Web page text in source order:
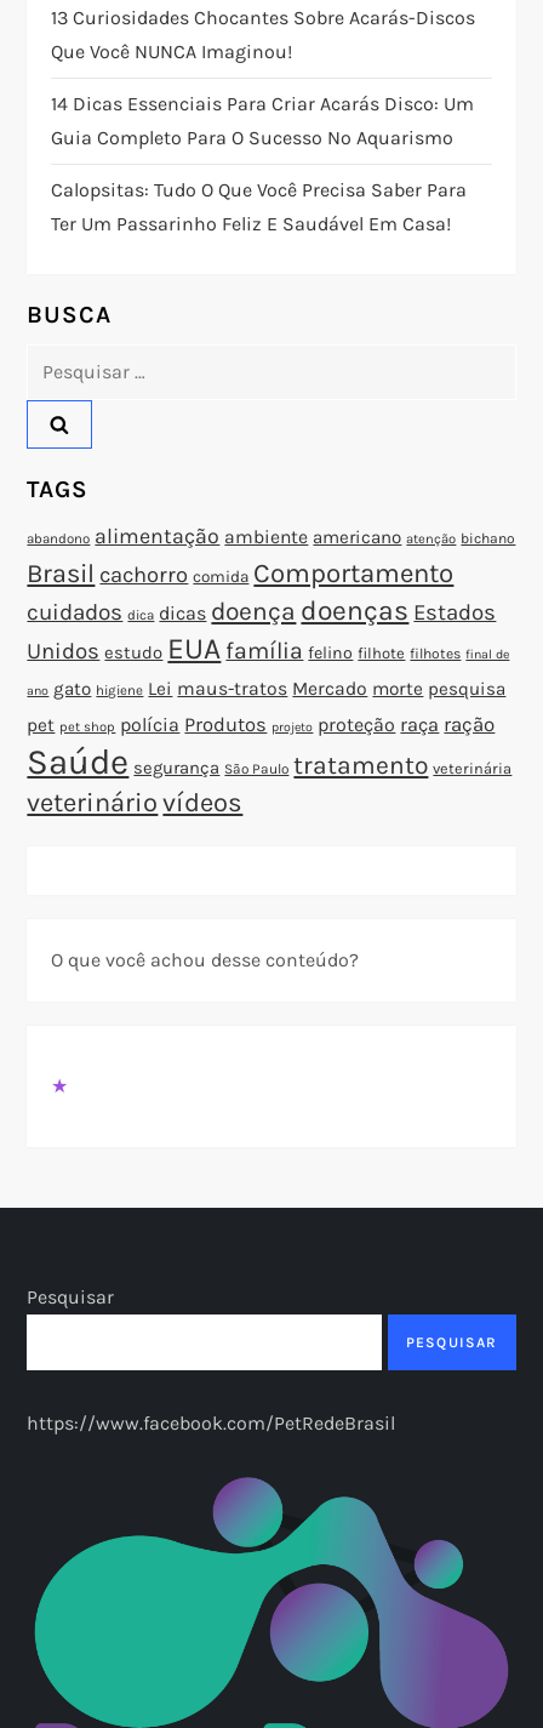
ã
o
d
e
o
s
t
13 Curiosidades Chocantes Sobre Acarás-Discos
Que Você NUNCA Imaginou!
14 Dicas Essenciais Para Criar Acarás Disco: Um
Guia Completo Para O Sucesso No Aquarismo
Calopsitas: Tudo O Que Você Precisa Saber Para
Ter Um Passarinho Feliz E Saudável Em Casa!
BUSCA
Pesquisar
TAGS
abandono alimentação ambiente americano atenção bichano
Brasil cachorro comida Comportamento
cuidados dica dicas doença doenças Estados
Unidos estudo EUA família felino filhote filhotes final de
ano gato higiene Lei maus-tratos Mercado morte pesquisa
pet pet shop polícia Produtos projeto proteção raça ração
Saúde segurança São Paulo tratamento veterinária
veterinário vídeos
O que você achou desse conteúdo?
★
Pesquisar
PESQUISAR
https://www.facebook.com/PetRedeBrasil